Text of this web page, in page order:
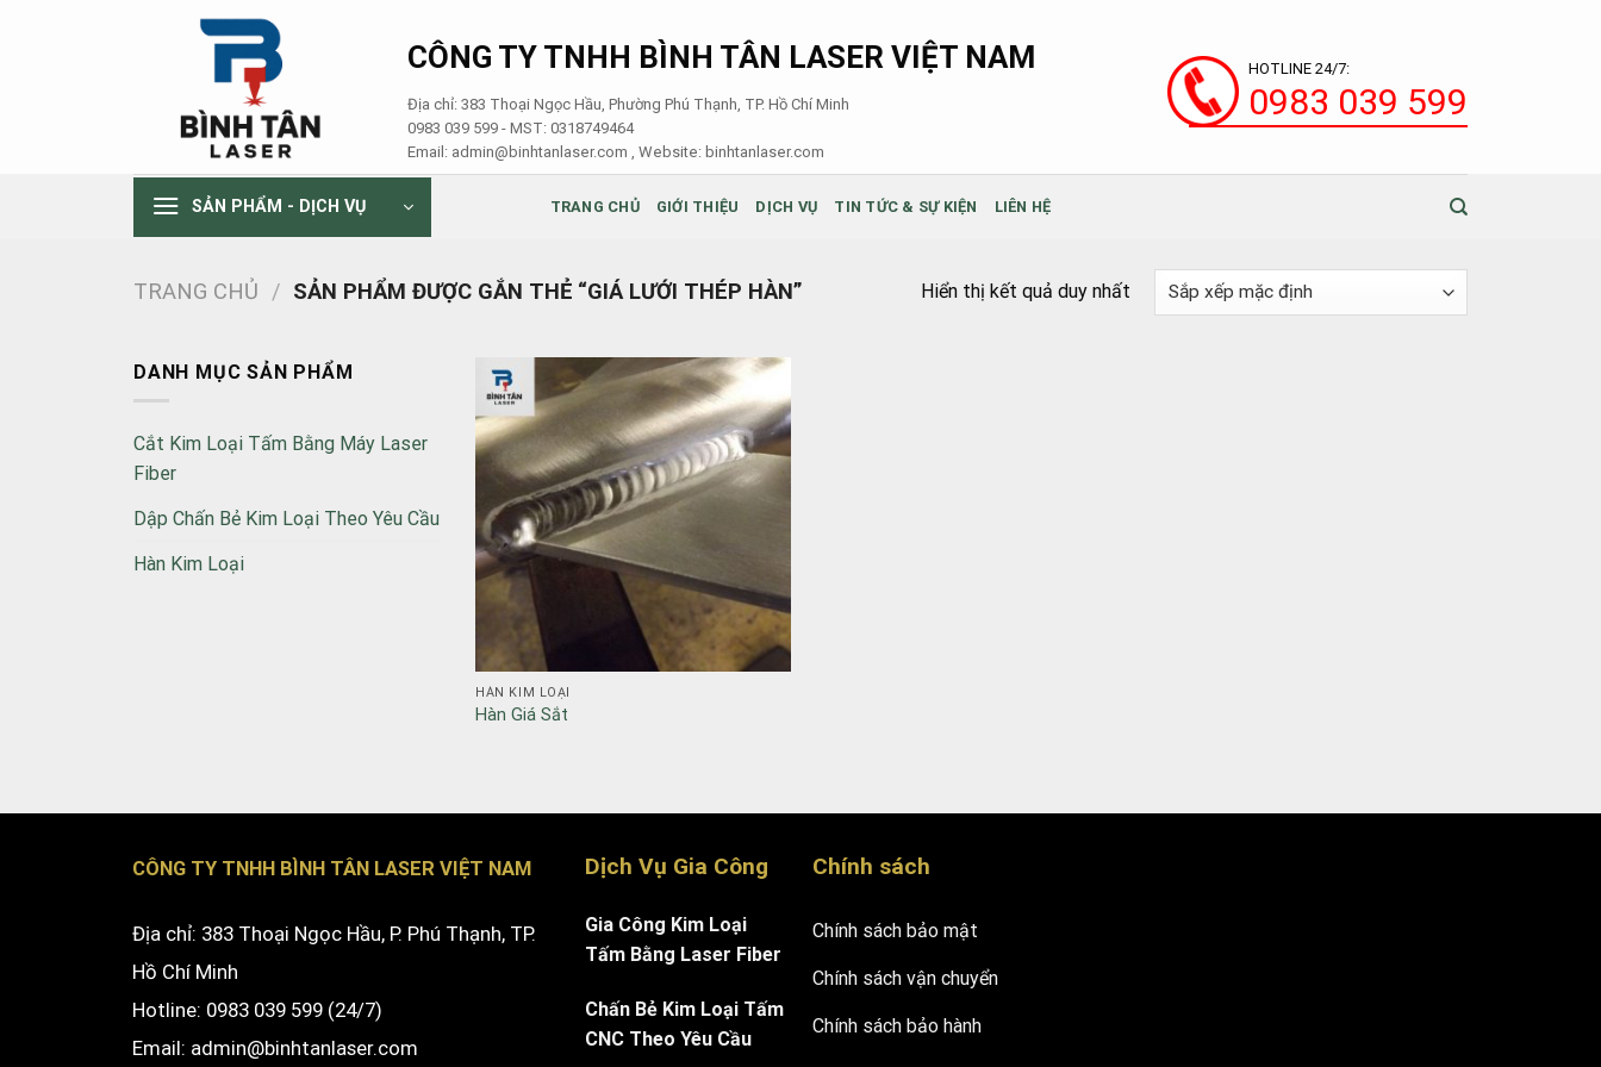
CÔNG TY TNHH BÌNH TÂN LASER VIỆT NAM
Địa chỉ: 383 Thoại Ngọc Hầu, Phường Phú Thạnh, TP. Hồ Chí Minh
0983 039 599 - MST: 0318749464
Email: admin@binhtanlaser.com , Website: binhtanlaser.com
HOTLINE 24/7:
0983 039 599
SẢN PHẨM - DỊCH VỤ TRANG CHỦ GIỚI THIỆU DỊCH VỤ TIN TỨC & SỰ KIỆN LIÊN HỆ
TRANG CHỦ / SẢN PHẨM ĐƯỢC GẮN THẺ “GIÁ LƯỚI THÉP HÀN” Hiển thị kết quả duy nhất
DANH MỤC SẢN PHẨM
Cắt Kim Loại Tấm Bằng Máy Laser
Fiber
Dập Chấn Bẻ Kim Loại Theo Yêu Cầu
Hàn Kim Loại
HÀN KIM LOẠI
Hàn Giá Sắt
CÔNG TY TNHH BÌNH TÂN LASER VIỆT NAM
Địa chỉ: 383 Thoại Ngọc Hầu, P. Phú Thạnh, TP.
Hồ Chí Minh
Hotline: 0983 039 599 (24/7)
Email: admin@binhtanlaser.com
Dịch Vụ Gia Công
Gia Công Kim Loại
Tấm Bằng Laser Fiber
Chấn Bẻ Kim Loại Tấm
CNC Theo Yêu Cầu
Chính sách
Chính sách bảo mật
Chính sách vận chuyển
Chính sách bảo hành